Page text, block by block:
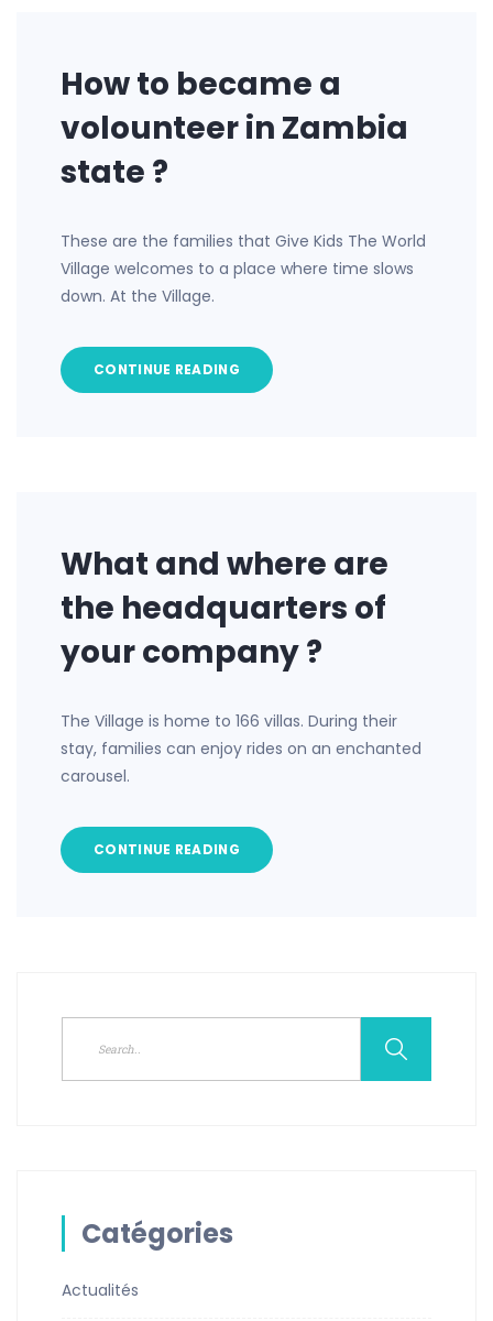
How to became a
volounteer in Zambia
state ?
These are the families that Give Kids The World
Village welcomes to a place where time slows
down. At the Village.
CONTINUE READING
What and where are
the headquarters of
your company ?
The Village is home to 166 villas. During their
stay, families can enjoy rides on an enchanted
carousel.
CONTINUE READING
Catégories
Actualités